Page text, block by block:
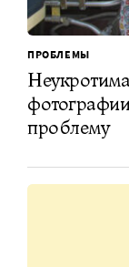
ПРОБЛЕМЫ
проблему